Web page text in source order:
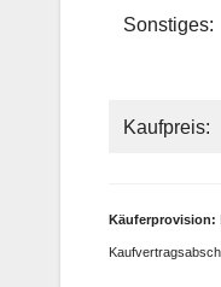
Sonstiges:
Kaufpreis:
Käuferprovision: